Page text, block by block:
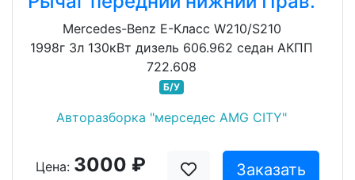
Mercedes-Benz E-Класс W210/S210
1998г 3л 130кВт дизель 606.962 седан АКПП
722.608
Б/У
Авторазборка "мерседес AMG CITY"
Цена: 3000 ₽ Заказать